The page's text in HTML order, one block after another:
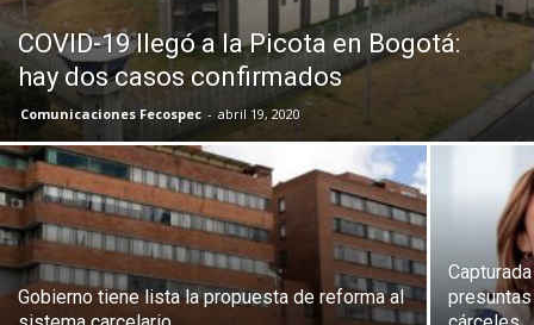
COVID-19 llegó a la Picota en Bogotá:
hay dos casos confirmados
Comunicaciones Fecospec - abril 19, 2020
Gobierno tiene lista la propuesta de reforma al